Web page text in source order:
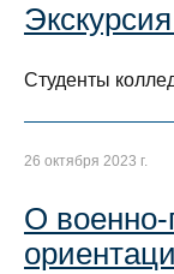
Студенты
26 октября 2023 г.
О